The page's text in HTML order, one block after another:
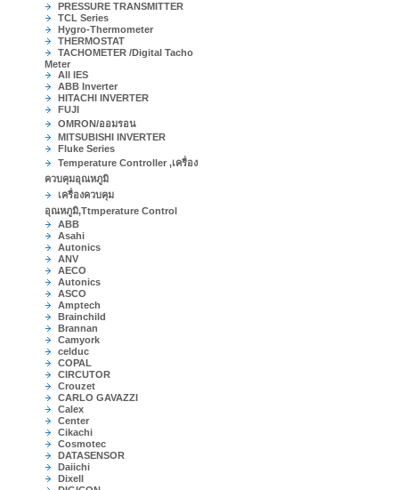
PRESSURE TRANSMITTER
TCL Series
Hygro-Thermometer
THERMOSTAT
TACHOMETER /Digital Tacho
Meter
All IES
ABB Inverter
HITACHI INVERTER
FUJI
OMRON/ออมรอน
MITSUBISHI INVERTER
Fluke Series
Temperature Controller ,เครื่อง
ควบคุมอุณหภูมิ
เครื่องควบคุม
อุณหภูมิ,Ttmperature Control
ABB
Asahi
Autonics
ANV
AECO
Autonics
ASCO
Amptech
Brainchild
Brannan
Camyork
celduc
COPAL
CIRCUTOR
Crouzet
CARLO GAVAZZI
Calex
Center
Cikachi
Cosmotec
DATASENSOR
Daiichi
Dixell